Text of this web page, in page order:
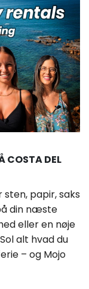
COSTA DEL
papir, saks
din næste
eller en nøje
alt hvad du
– og Mojo